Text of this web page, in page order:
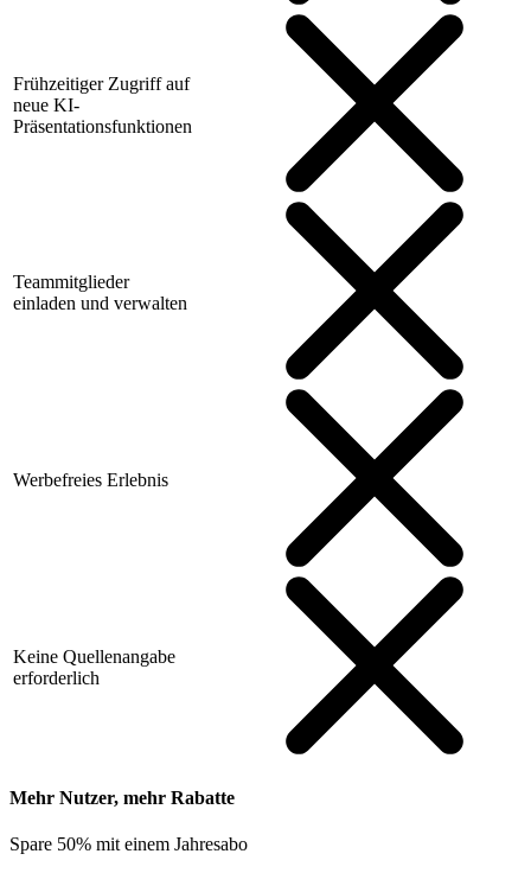
Frühzeitiger Zugriff auf
neue KI-
Präsentationsfunktionen
Teammitglieder
einladen und verwalten
Werbefreies Erlebnis
Keine Quellenangabe
erforderlich
Mehr Nutzer, mehr Rabatte
Spare 50% mit einem Jahresabo